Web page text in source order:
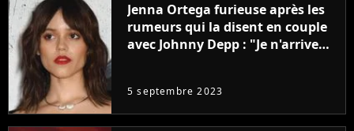
Jenna Ortega furieuse après les
rumeurs qui la disent en couple
avec Johnny Depp : "Je n'arrive
5 septembre 2023